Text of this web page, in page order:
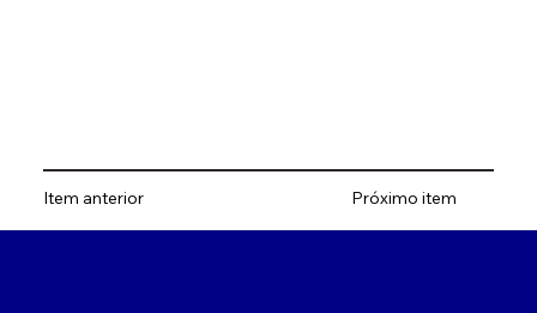
Próximo item
Item anterior